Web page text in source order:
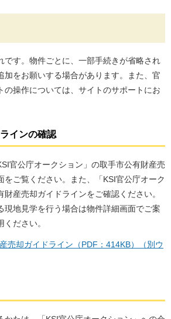
です。物件ごとに、一部手続きが省略され
加をお願いする場合があります。また、官
の操作については、サイトのサポートにお
インの確認
官公庁オークション」の取手市公有財産売
をご覧ください。また、「KSI官公庁オーク
産売却ガイドラインをご確認ください。
現地見学を行う場合は物件詳細画面でご案
ださい。
売却ガイドライン（PDF：414KB）（別ウ